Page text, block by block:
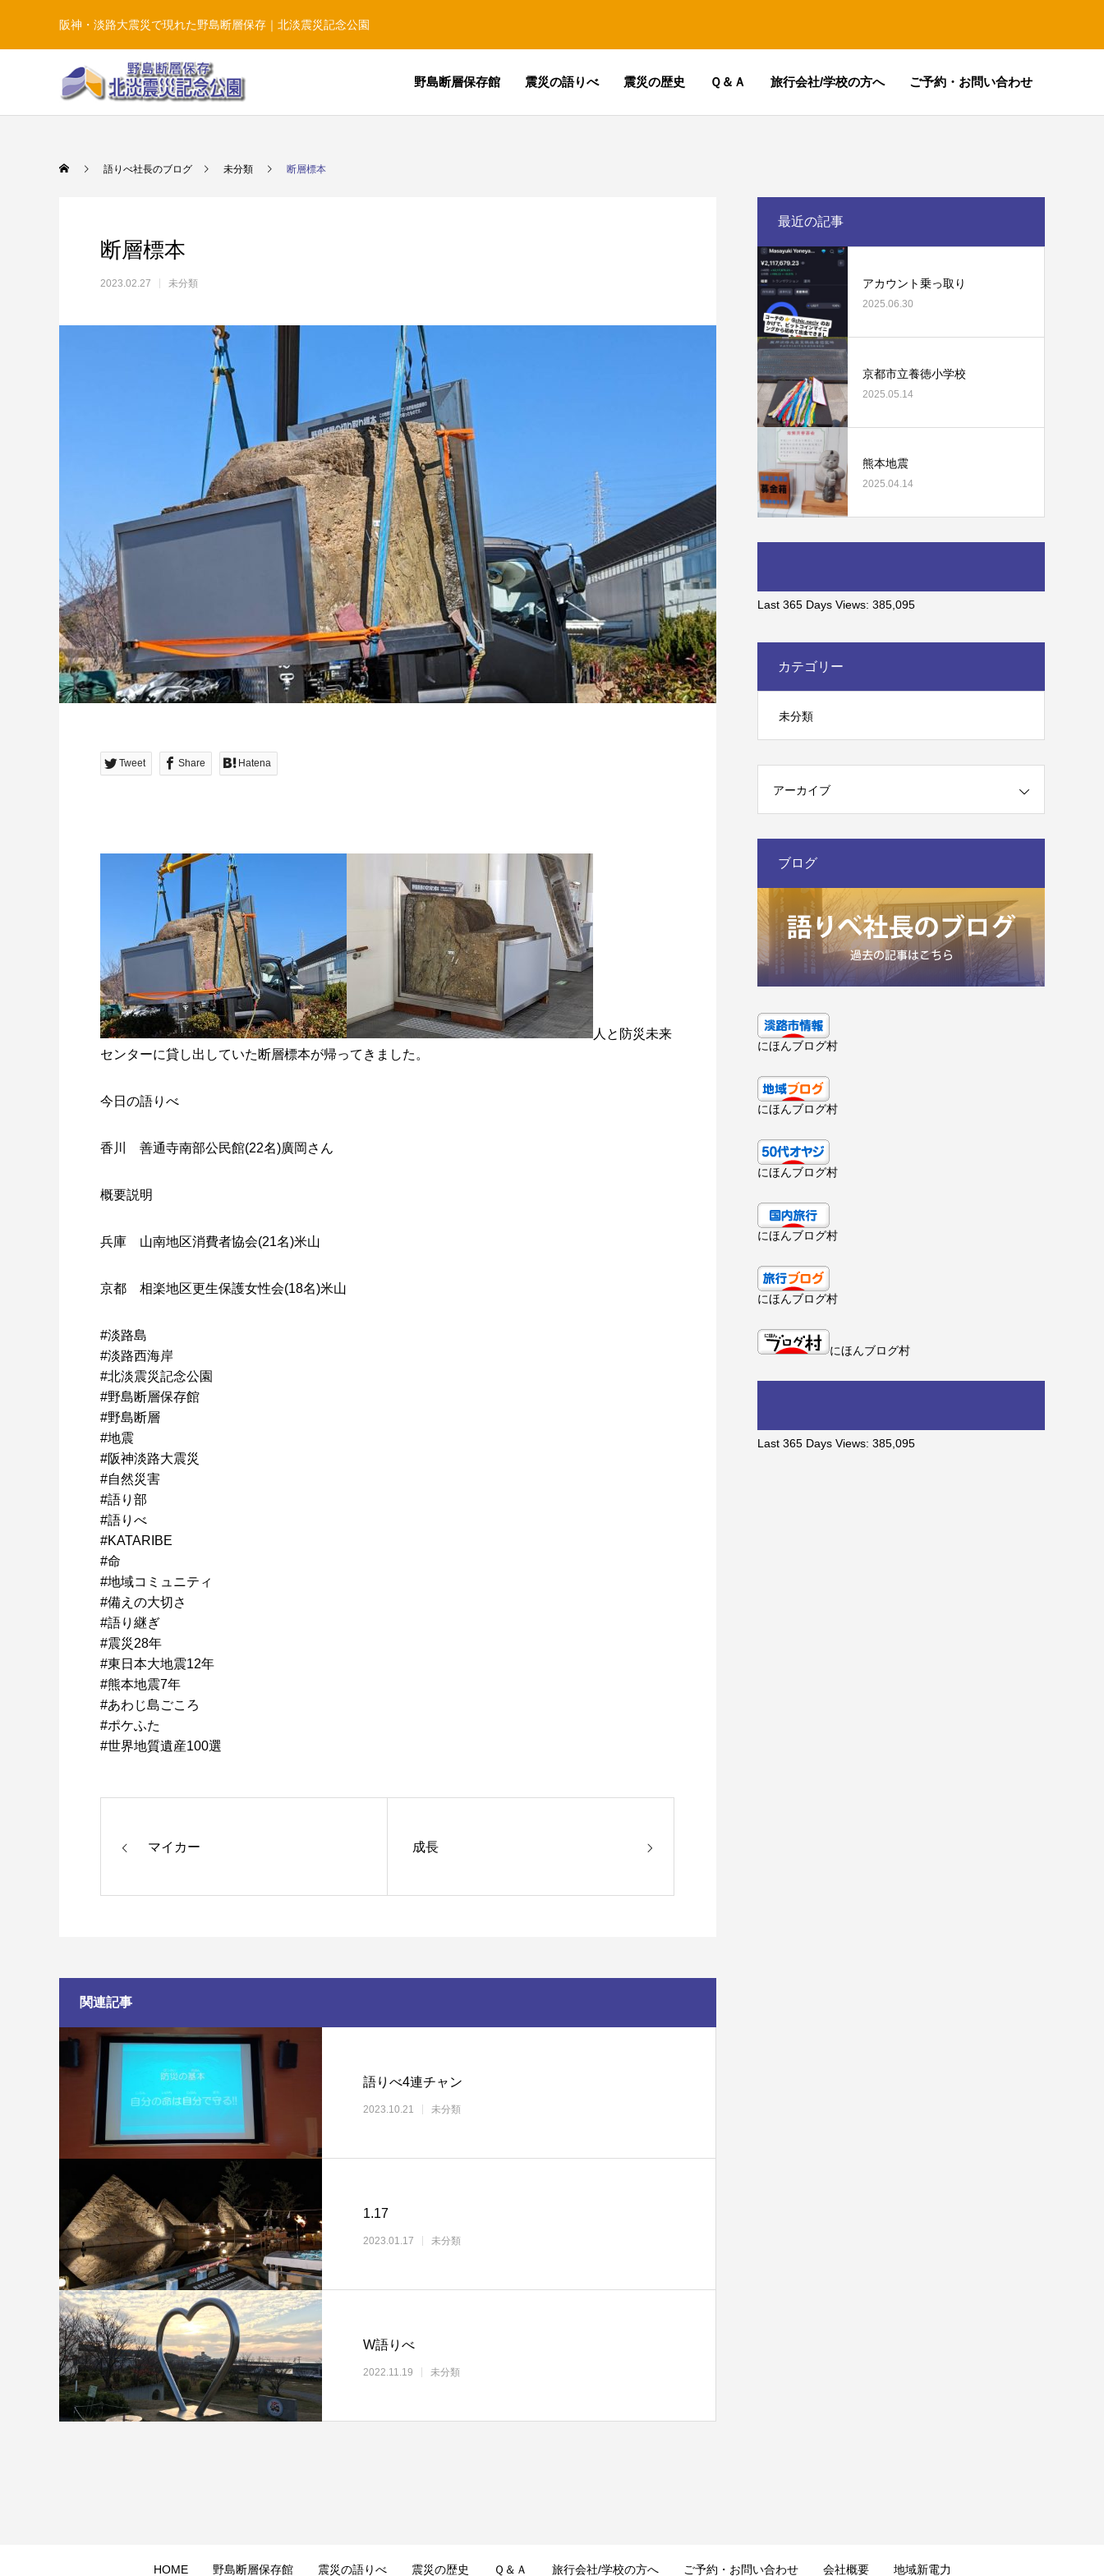
阪神・淡路大震災で現れた野島断層保存｜北淡震災記念公園
野島断層保存館 震災の語りべ 震災の歴史 Ｑ＆Ａ 旅行会社/学校の方へ ご予約・お問い合わせ
語りべ社長のブログ 未分類 断層標本
断層標本
2023.02.27 未分類
Tweet Share Hatena
人と防災未来
センターに貸し出していた断層標本が帰ってきました。
今日の語りべ
香川 善通寺南部公民館(22名)廣岡さん
概要説明
兵庫 山南地区消費者協会(21名)米山
京都 相楽地区更生保護女性会(18名)米山
#淡路島
#淡路西海岸
#北淡震災記念公園
#野島断層保存館
#野島断層
#地震
#阪神淡路大震災
#自然災害
#語り部
#語りべ
#KATARIBE
#命
#地域コミュニティ
#備えの大切さ
#語り継ぎ
#震災28年
#東日本大地震12年
#熊本地震7年
#あわじ島ごころ
#ポケふた
#世界地質遺産100選
マイカー 成長
関連記事
語りべ4連チャン
2023.10.21 未分類
1.17
2023.01.17 未分類
W語りべ
2022.11.19 未分類
最近の記事
アカウント乗っ取り
2025.06.30
京都市立養徳小学校
2025.05.14
熊本地震
2025.04.14
Last 365 Days Views: 385,095
カテゴリー
未分類
アーカイブ
ブログ
にほんブログ村
にほんブログ村
にほんブログ村
にほんブログ村
にほんブログ村
にほんブログ村
Last 365 Days Views: 385,095
HOME 野島断層保存館 震災の語りべ 震災の歴史 Ｑ＆Ａ 旅行会社/学校の方へ ご予約・お問い合わせ 会社概要 地域新電力